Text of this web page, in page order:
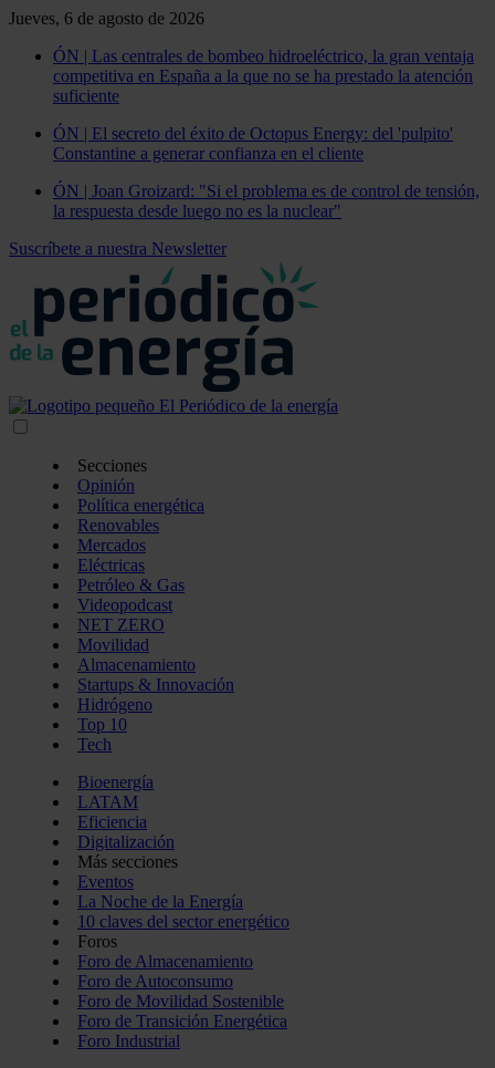
Jueves, 6 de agosto de 2026
ÓN | Las centrales de bombeo hidroeléctrico, la gran ventaja
competitiva en España a la que no se ha prestado la atención
suficiente
ÓN | El secreto del éxito de Octopus Energy: del 'pulpito'
Constantine a generar confianza en el cliente
ÓN | Joan Groizard: "Si el problema es de control de tensión,
la respuesta desde luego no es la nuclear"
Suscríbete a nuestra Newsletter
Secciones
Opinión
Política energética
Renovables
Mercados
Eléctricas
Petróleo & Gas
Videopodcast
NET ZERO
Movilidad
Almacenamiento
Startups & Innovación
Hidrógeno
Top 10
Tech
Bioenergía
LATAM
Eficiencia
Digitalización
Más secciones
Eventos
La Noche de la Energía
10 claves del sector energético
Foros
Foro de Almacenamiento
Foro de Autoconsumo
Foro de Movilidad Sostenible
Foro de Transición Energética
Foro Industrial